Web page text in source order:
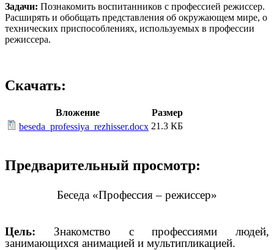
Задачи: Познакомить воспитанников с профессией режиссер.
Расширять и обобщать представления об окружающем мире, о
технических приспособлениях, используемых в профессии
режиссера.
Скачать:
Вложение
Размер
beseda_professiya_rezhisser.docx 21.3 КБ
Предварительный просмотр:
Беседа «Профессия – режиссер»
Цель: Знакомство с профессиями людей,
занимающихся анимацией и мультипликацией.